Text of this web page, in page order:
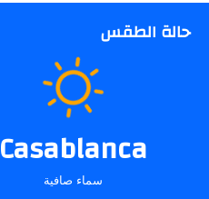
حالة الطقس
Casablanca
سماء صافية